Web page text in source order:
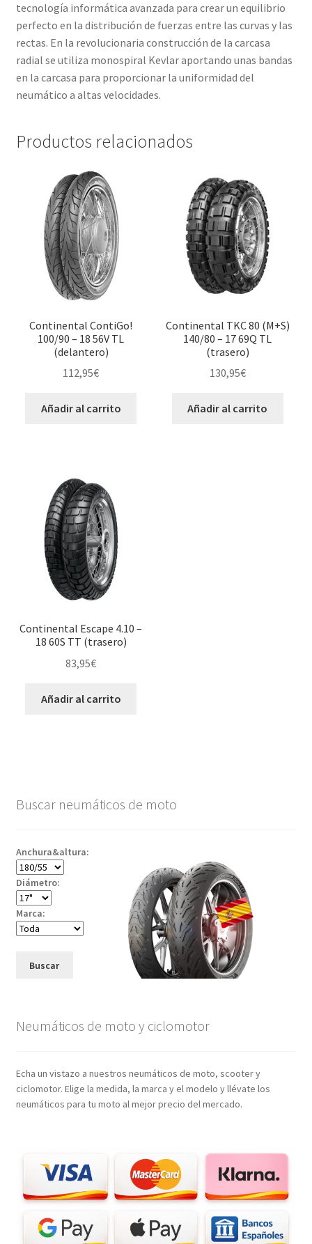
tecnología informática avanzada para crear un equilibrio
perfecto en la distribución de fuerzas entre las curvas y las
rectas. En la revolucionaria construcción de la carcasa
radial se utiliza monospiral Kevlar aportando unas bandas
en la carcasa para proporcionar la uniformidad del
neumático a altas velocidades.
Productos relacionados
Continental ContiGo!
100/90 – 18 56V TL
(delantero)
112,95€
Añadir al carrito
Continental TKC 80 (M+S)
140/80 – 17 69Q TL
(trasero)
130,95€
Añadir al carrito
Continental Escape 4.10 –
18 60S TT (trasero)
83,95€
Añadir al carrito
Buscar neumáticos de moto
Anchura&altura:
Diámetro:
Marca:
Buscar
Neumáticos de moto y ciclomotor
Echa un vistazo a nuestros neumáticos de moto, scooter y
ciclomotor. Elige la medida, la marca y el modelo y llévate los
neumáticos para tu moto al mejor precio del mercado.